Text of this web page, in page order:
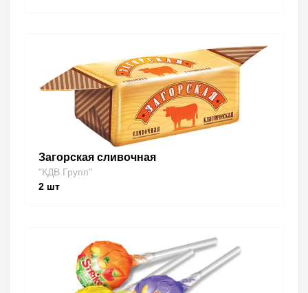
Загорская сливочная
"КДВ Групп"
2 шт